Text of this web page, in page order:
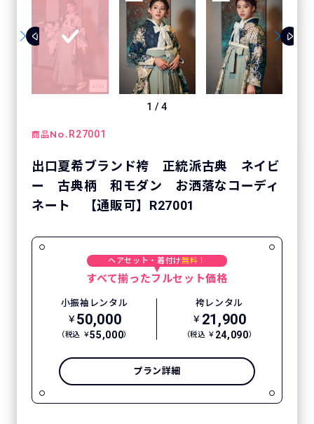
1 /4
商品No. R27001
出口夏希ブランド袴 正統派古典 ネイビ
ー 古典柄 和モダン お洒落なコーディ
ネート 【通販可】R27001
ヘアセット・着付け無料！
すべて揃ったフルセット価格
小振袖レンタル
￥ 50,000
（税込 ￥55,000）
袴レンタル
￥ 21,900
（税込 ￥ 24,090）
プラン詳細